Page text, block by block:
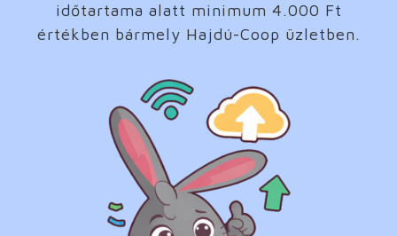
időtartama alatt minimum 4.000 Ft
értékben bármely Hajdú-Coop üzletben.